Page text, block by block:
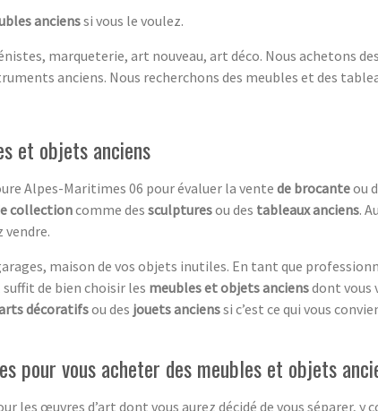
ancienssi vous le voulez.
marqueterie, art nouveau, art déco. Nous achetons
anciens. Nous recherchons des meubles et des
et objets anciens
Alpes-Maritimes 06 pour évaluer la vente de brocanteou
collectioncomme des sculpturesou des tableaux anciens.
vendre.
maison de vos objets inutiles. En tant que
de bien choisir les meubles et objets anciensdont vous
décoratifsou des jouets ancienssi c’est ce qui vous
pour vous acheter des meubles et objets
les œuvres d’art dont vous aurez décidé de vous séparer, y